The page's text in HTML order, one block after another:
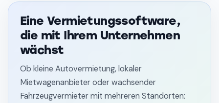
Eine Vermietungssoftware,
die mit Ihrem Unternehmen
wächst
Ob kleine Autovermietung, lokaler
Mietwagenanbieter oder wachsender
Fahrzeugvermieter mit mehreren Standorten: